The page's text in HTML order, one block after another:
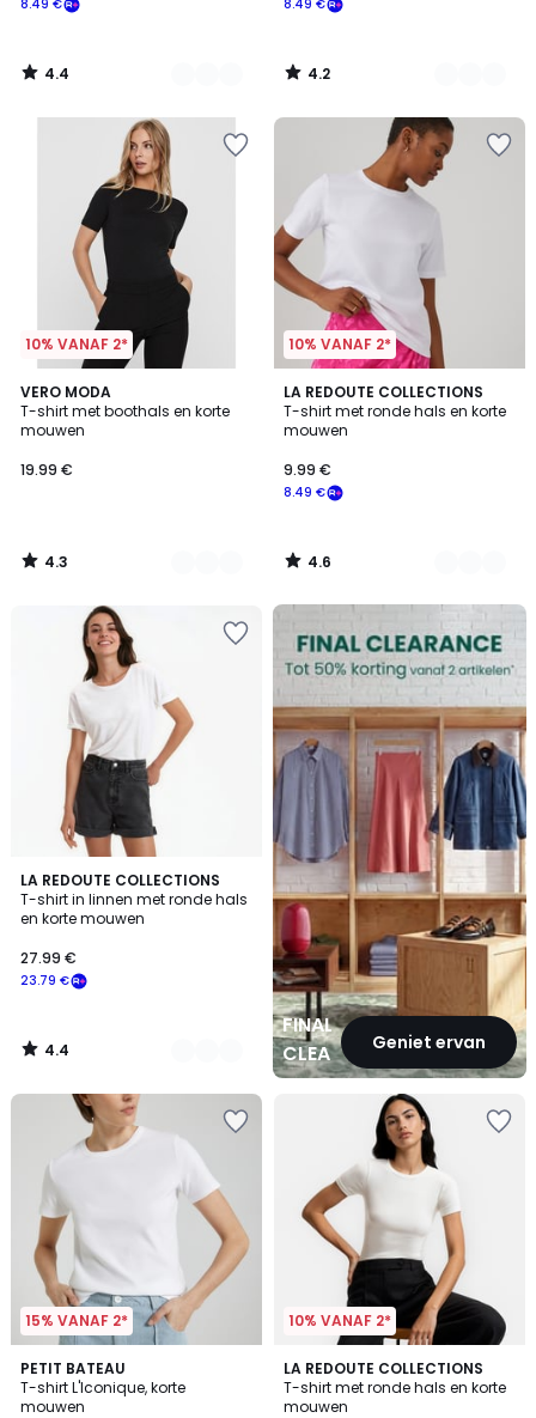
Schrijf
in
voor
daarvan
betalen
8.49 €
4.4
/
8.49 €
4.2
/
10% VANAF 2*
VERO MODA
T-shirt met boothals en korte
mouwen
19.99 €
4.3
/ 5
3
Kleuren
4.3
/
10% VANAF 2*
LA REDOUTE COLLECTIONS
T-shirt met ronde hals en korte
mouwen
8.49 €
9.99 €
4.6
/ 5
4
Kleuren
4.6
/
LA REDOUTE COLLECTIONS
T-shirt in linnen met ronde hals
en korte mouwen
23.79 €
27.99 €
4.4
/ 5
3
Kleuren
4.4
/
FINAL
CLEARANCEGeniet ervan
FINAL
CLEARANCE
15% VANAF 2*
PETIT BATEAU
T-shirt L'Iconique, korte
mouwen
4.9
/ 5
3
Kleuren
10% VANAF 2*
LA REDOUTE COLLECTIONS
T-shirt met ronde hals en korte
mouwen
4.7
/ 5
4
Kleuren